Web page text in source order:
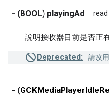
- (BOOL) playingAd read
說明接收器目前是否正
Deprecated: 請改用
- (